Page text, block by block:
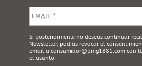
m
a
i
l
*
A
c
e
p
Si posteriormente no deseas continuar
Newsletter, podrás revocar el
email a consumidor@pmg1881.comcon
el asunto.